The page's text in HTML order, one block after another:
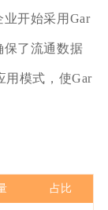
开始采用Gar
保了流通数据
用模式，使Gar
占比